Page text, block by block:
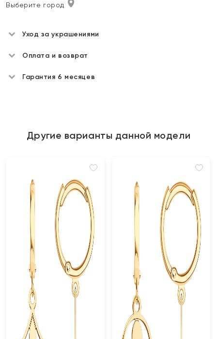
Выберите город
Уход за украшениями
Оплата и возврат
Гарантия 6 месяцев
Другие варианты данной модели